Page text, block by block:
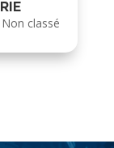
Non classé